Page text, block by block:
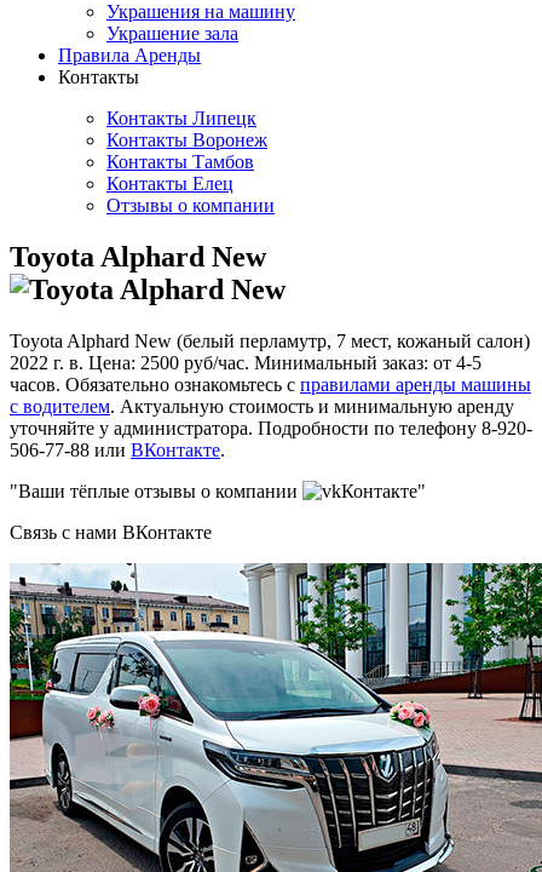
Украшения на машину
Украшение зала
Правила Аренды
Контакты
Контакты Липецк
Контакты Воронеж
Контакты Тамбов
Контакты Елец
Отзывы о компании
Toyota Alphard New
Toyota Alphard New (белый перламутр, 7 мест, кожаный салон)
2022 г. в. Цена: 2500 руб/час. Минимальный заказ: от 4-5
часов. Обязательно ознакомьтесь с правилами аренды машины
с водителем. Актуальную стоимость и минимальную аренду
уточняйте у администратора. Подробности по телефону 8-920-
506-77-88 или ВКонтакте.
"Ваши тёплые отзывы о компании
Контакте"
Связь с нами ВКонтакте